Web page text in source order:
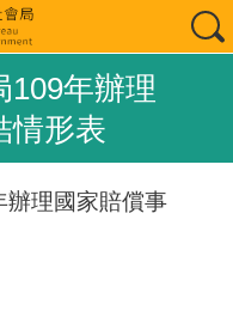
109年辦理
情形表
辦理國家賠償事